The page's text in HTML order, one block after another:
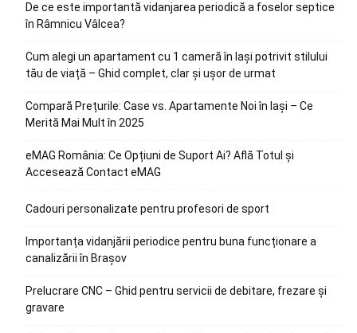
De ce este importantă vidanjarea periodică a foselor septice
în Râmnicu Vâlcea?
Cum alegi un apartament cu 1 cameră în Iași potrivit stilului
tău de viață – Ghid complet, clar și ușor de urmat
Compară Prețurile: Case vs. Apartamente Noi în Iași – Ce
Merită Mai Mult în 2025
eMAG România: Ce Opțiuni de Suport Ai? Află Totul și
Accesează Contact eMAG
Cadouri personalizate pentru profesori de sport
Importanța vidanjării periodice pentru buna funcționare a
canalizării în Brașov
Prelucrare CNC – Ghid pentru servicii de debitare, frezare și
gravare